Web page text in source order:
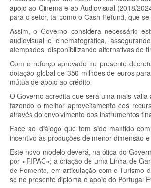
apoio ao Cinema e ao Audiovisual (2018/
para o setor, tal como o Cash Refund, que
Assim, o Governo considera necessário
audiovisual e cinematográfica,
atempados, disponibilizando alternativas de
Com o reforço aprovado no presente
dotação global de 350 milhões de euros
mútua de apoio ao crédito.
O Governo acredita que será uma mais-
fazendo o melhor aproveitamento dos
através do envolvimento dos instrumentos
Face ao diálogo que tem sido mantido
incentivo às produções de menor dimensão
Este novo modelo deverá, na ótica do
por «RIPAC»; a criação de uma Linha de
de Fomento, em articulação com o Turismo
se no presente diploma o apoio do Portugal